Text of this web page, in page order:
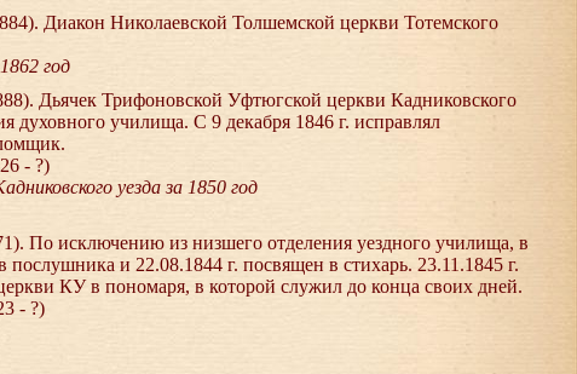
Диакон Николаевской Толшемской церкви Тотемского
год
Дьячек Трифоновской Уфтюгской церкви Кадниковского
духовного училища. С 9 декабря 1846 г. исправлял
- ?)
уезда за 1850 год
По исключению из низшего отделения уездного училища, в
и 22.08.1844 г. посвящен в стихарь. 23.11.1845 г.
КУ в пономаря, в которой служил до конца своих дней.
- ?)